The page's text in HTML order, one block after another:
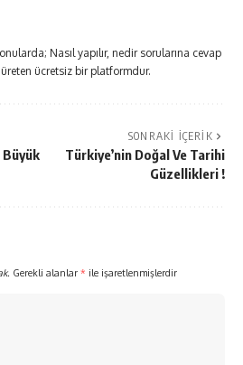
Nasıl yapılır, nedir sorularına cevap
ücretsiz bir platformdur.
SONRAKI İÇERIK
Türkiye’nin Doğal Ve Tarihi
Güzellikleri !
Gerekli alanlar * ile işaretlenmişlerdir